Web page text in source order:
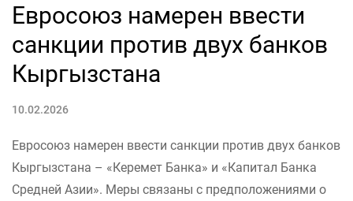
Евросоюз намерен ввести
санкции против двух банков
Кыргызстана
10.02.2026
Евросоюз намерен ввести санкции против двух банков
Кыргызстана – «Керемет Банка» и «Капитал Банка
Средней Азии». Меры связаны с предположениями о